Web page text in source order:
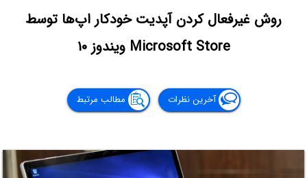
روش غیرفعال کردن آپدیت خودکار اپ‌ها توسط
Microsoft Store ویندوز ۱۰
آخرین نظرات مطالب مرتبط